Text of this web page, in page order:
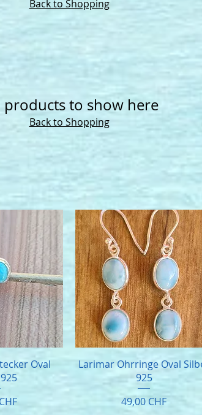
Back to Shopping
products to show here
Back to Shopping
Oval
Larimar Ohrringe Oval
925
Preis
49,00 CHF